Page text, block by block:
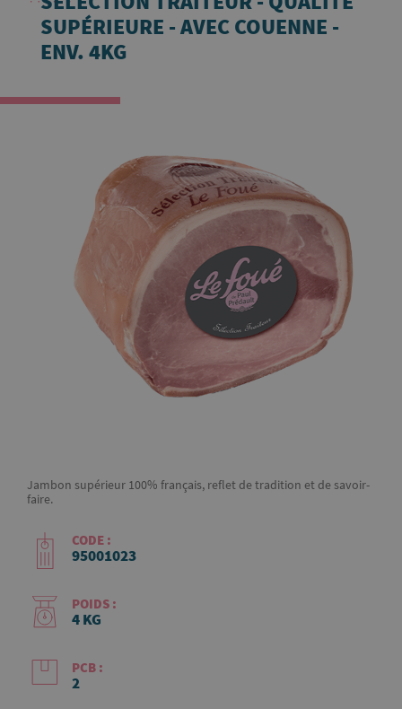
SUPÉRIEURE - AVEC COUENNE -
ENV. 4KG
Jambon supérieur 100% français, reflet de tradition et de savoir-
faire.
CODE :
95001023
POIDS :
4 KG
PCB :
2